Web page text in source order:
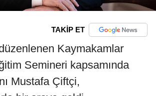
TAKİP ET
Kaymakamlar
Semineri kapsamında
Mustafa Çiftçi,